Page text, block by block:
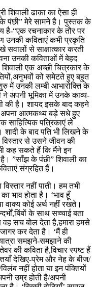
शिवाली ढाका का ऐसा ही
के पंछी” मेरे सामने है। पुस्तक के
है-“एक रचनाकार के तौर पर
उनकी कविताएं कभी प्रकृति
सवालों से साक्षात्कार करती
उनकी कविताओं में बेहद
एक अच्छी चित्रकार के
को समेटते हुए बहुत
में उनकी लम्बी आभारोक्ति के
अपनी भूमिका में उनके काव्य-
की है। शायद इसके बाद कहने
अपना आत्मकथ्य बड़े सधे हुए
साहित्यिक पत्रिकाएं ले
शादी के बाद पति भी लिखने के
से उसने जीवन की
कह सकते हैं कि मैंने इन
”साँझ के पंछी” शिवाली का
संग्रहित हैं।
नहीं पाती। हम तभी
भाव होता है। ‘भाव हूँ
वाक्य कोई अर्थ नहीं रखते।
के साथ सच्चाई बता
वह सच बोल देता है,हमारा हमसे
कर देता है। ‘मैं ही
समझने-समझाने की
की कविता है,विचार स्पष्ट हैं
देखिए-प्रेम और नेह के बीज/
नहीं होता या इन पंक्तियों
उम्र होती है/अपनी